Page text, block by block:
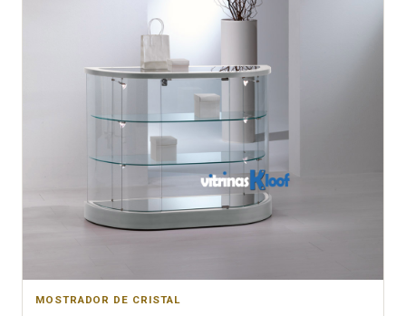
MOSTRADOR DE CRISTAL